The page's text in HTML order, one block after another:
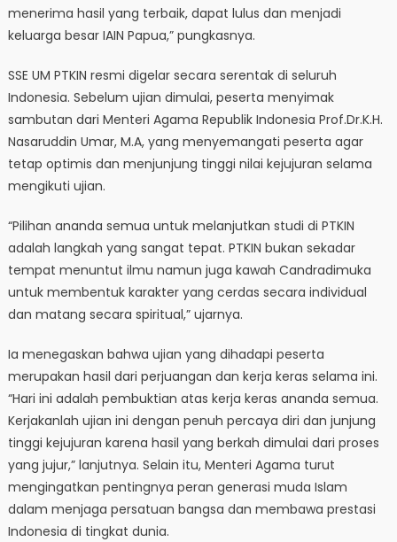
menerima hasil yang terbaik, dapat lulus dan menjadi
keluarga besar IAIN Papua,” pungkasnya.
SSE UM PTKIN resmi digelar secara serentak di seluruh
Indonesia. Sebelum ujian dimulai, peserta menyimak
sambutan dari Menteri Agama Republik Indonesia Prof.Dr.K.H.
Nasaruddin Umar, M.A, yang menyemangati peserta agar
tetap optimis dan menjunjung tinggi nilai kejujuran selama
mengikuti ujian.
“Pilihan ananda semua untuk melanjutkan studi di PTKIN
adalah langkah yang sangat tepat. PTKIN bukan sekadar
tempat menuntut ilmu namun juga kawah Candradimuka
untuk membentuk karakter yang cerdas secara individual
dan matang secara spiritual,” ujarnya.
Ia menegaskan bahwa ujian yang dihadapi peserta
merupakan hasil dari perjuangan dan kerja keras selama ini.
“Hari ini adalah pembuktian atas kerja keras ananda semua.
Kerjakanlah ujian ini dengan penuh percaya diri dan junjung
tinggi kejujuran karena hasil yang berkah dimulai dari proses
yang jujur,” lanjutnya. Selain itu, Menteri Agama turut
mengingatkan pentingnya peran generasi muda Islam
dalam menjaga persatuan bangsa dan membawa prestasi
Indonesia di tingkat dunia.